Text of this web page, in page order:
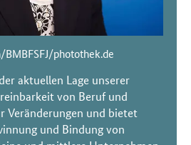
photothek.de
aktuellen Lage unserer
von Beruf und
Veränderungen und bietet
und Bindung von